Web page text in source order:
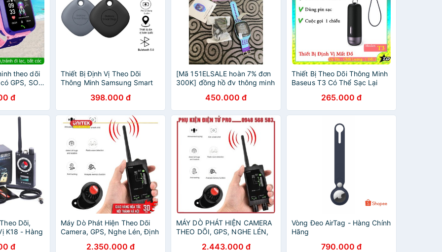
theo dõi
GPS, SOS,
đ
Thiết Bị Định Vị Theo Dõi
Thông Minh Samsung Smart
Hãng - Bảo Hành Lỗi 1 Đổi 1
398.000 đ
[Mã 151ELSALE hoàn 7% đơn
300K] đồng hồ đv thông minh
450.000 đ
Thiết Bị Theo Dõi Thông Minh
Baseus T3 Có Thể Sạc Lại
Chìa Khóa Túi Ví Trẻ Em Đa
Năng 5.0
265.000 đ
Dõi,
K18 - Hàng
đ
Máy Dò Phát Hiện Theo Dõi
Camera, GPS, Nghe Lén, Định
2.350.000 đ
MÁY DÒ PHÁT HIỆN CAMERA
THEO DÕI, GPS, NGHE LÉN,
2.443.000 đ
Vòng Đeo AirTag - Hàng Chính
Hãng
790.000 đ